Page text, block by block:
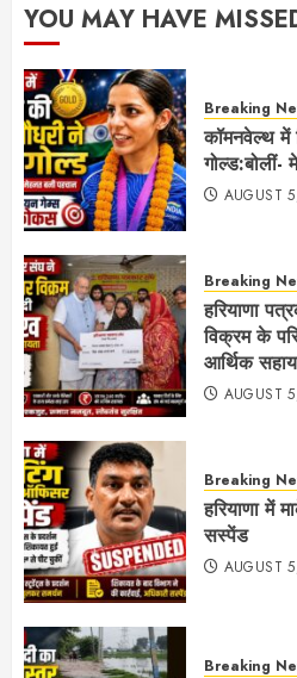
YOU MAY HAVE
Breaking
कॉमनवेल्थ में
गोल्ड:बोलीं-
AUGUST
Breaking
हरियाणा
विक्रम के
आर्थिक
AUGUST
Breaking
हरियाणा में
सस्पेंड
AUGUST
Breaking